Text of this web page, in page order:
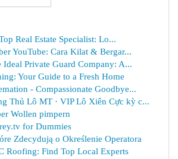
Real Estate Specialist: Lo...
YouTube: Cara Kilat & Bergar...
Ideal Private Guard Company: A...
Your Guide to a Fresh Home
- Compassionate Goodbye...
Thủ Lô MT · VIP Lô Xiên Cực kỳ c...
Wollen pimpern
for Dummies
Zdecydują o Określenie Operatora
Roofing: Find Top Local Experts